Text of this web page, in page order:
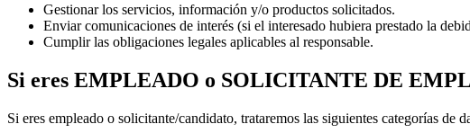
Gestionar los servicios, información y/o productos solicitados.
Enviar comunicaciones de interés (si el interesado hubiera prestado la
Cumplir las obligaciones legales aplicables al responsable.
Si eres EMPLEADO o SOLICITANTE DE
Si eres empleado o solicitante/candidato, trataremos las siguientes categorías de